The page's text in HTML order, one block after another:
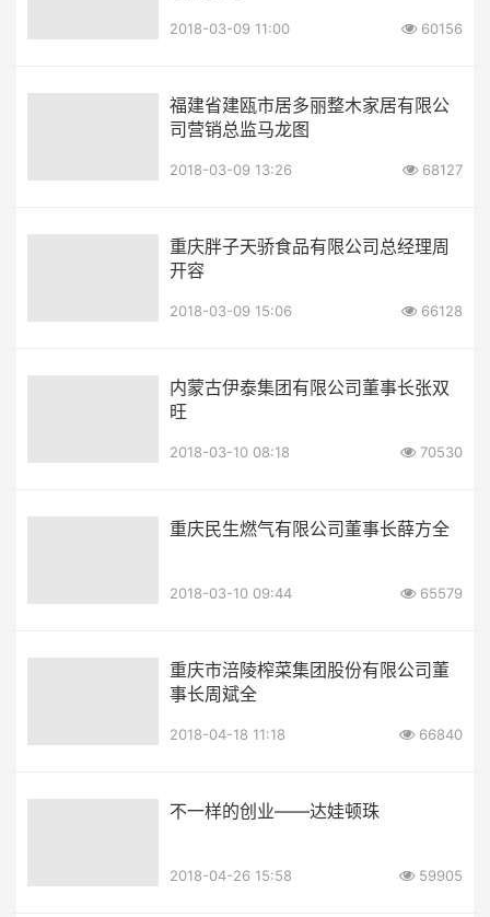
2018-03-09 11:00 60156
福建省建瓯市居多丽整木家居有限公
司营销总监马龙图
2018-03-09 13:26 68127
重庆胖子天骄食品有限公司总经理周
开容
2018-03-09 15:06 66128
内蒙古伊泰集团有限公司董事长张双
旺
2018-03-10 08:18 70530
重庆民生燃气有限公司董事长薛方全
2018-03-10 09:44 65579
重庆市涪陵榨菜集团股份有限公司董
事长周斌全
2018-04-18 11:18 66840
不一样的创业——达娃顿珠
2018-04-26 15:58 59905